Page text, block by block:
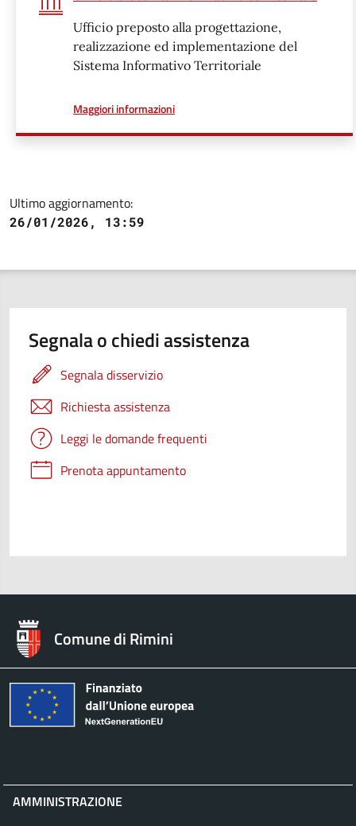
Ufficio preposto alla progettazione,
realizzazione ed implementazione del
Sistema Informativo Territoriale
Maggiori informazionia proposito di
Ultimo aggiornamento:
26/01/2026, 13:59
Segnala o chiedi assistenza
Segnala disservizio
Richiesta assistenza
Leggi le domande frequenti
Prenota appuntamento
Comune di Rimini
AMMINISTRAZIONE